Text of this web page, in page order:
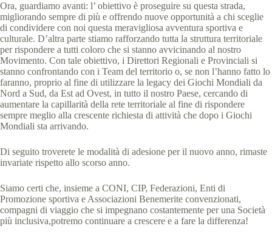
Ora, guardiamo avanti: l’ obiettivo è proseguire su questa strada,
migliorando sempre di più e offrendo nuove opportunità a chi sceglie
di condividere con noi questa meravigliosa avventura sportiva e
culturale. D’altra parte stiamo rafforzando tutta la struttura territoriale
per rispondere a tutti coloro che si stanno avvicinando al nostro
Movimento. Con tale obiettivo, i Direttori Regionali e Provinciali si
stanno confrontando con i Team del territorio o, se non l’hanno fatto lo
faranno, proprio al fine di utilizzare la legacy dei Giochi Mondiali da
Nord a Sud, da Est ad Ovest, in tutto il nostro Paese, cercando di
aumentare la capillarità della rete territoriale al fine di rispondere
sempre meglio alla crescente richiesta di attività che dopo i Giochi
Mondiali sta arrivando.
Di seguito troverete le modalità di adesione per il nuovo anno, rimaste
invariate rispetto allo scorso anno.
Siamo certi che, insieme a CONI, CIP, Federazioni, Enti di
Promozione sportiva e Associazioni Benemerite convenzionati,
compagni di viaggio che si impegnano costantemente per una Società
più inclusiva,potremo continuare a crescere e a fare la differenza!